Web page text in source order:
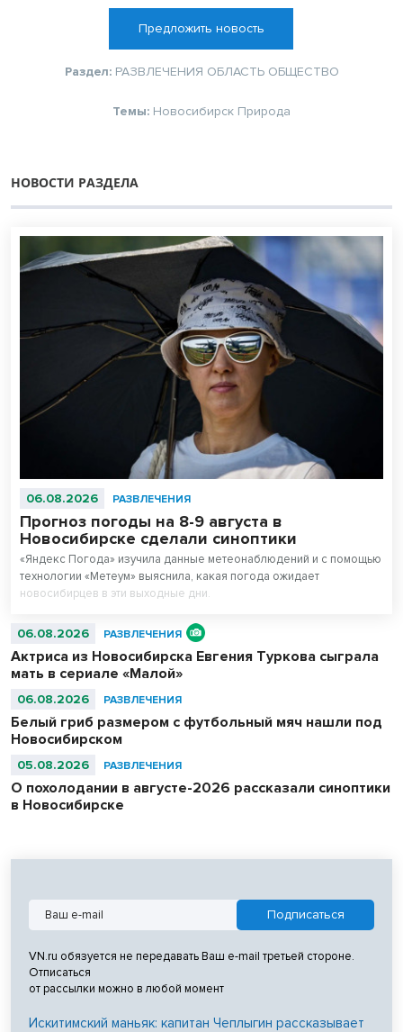
Предложить новость
Раздел: РАЗВЛЕЧЕНИЯ ОБЛАСТЬ ОБЩЕСТВО
Темы: Новосибирск Природа
НОВОСТИ РАЗДЕЛА
06.08.2026 РАЗВЛЕЧЕНИЯ
Прогноз погоды на 8-9 августа в
Новосибирске сделали синоптики
«Яндекс Погода» изучила данные метеонаблюдений и с помощью
технологии «Метеум» выяснила, какая погода ожидает
новосибирцев в эти выходные дни.
06.08.2026 РАЗВЛЕЧЕНИЯ
Актриса из Новосибирска Евгения Туркова сыграла
мать в сериале «Малой»
06.08.2026 РАЗВЛЕЧЕНИЯ
Белый гриб размером с футбольный мяч нашли под
Новосибирском
05.08.2026 РАЗВЛЕЧЕНИЯ
О похолодании в августе-2026 рассказали синоптики
в Новосибирске
VN.ru обязуется не передавать Ваш e-mail третьей стороне.
Отписаться
от рассылки можно в любой момент
Искитимский маньяк: капитан Чеплыгин рассказывает